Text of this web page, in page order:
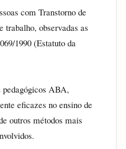
com Transtorno de
trabalho, observadas as
1990 (Estatuto da
ABA,
eficazes no ensino de
outros métodos mais